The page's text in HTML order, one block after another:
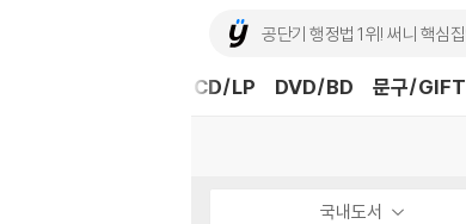
CD/LP DVD/BD 문구/GIFT
국내도서